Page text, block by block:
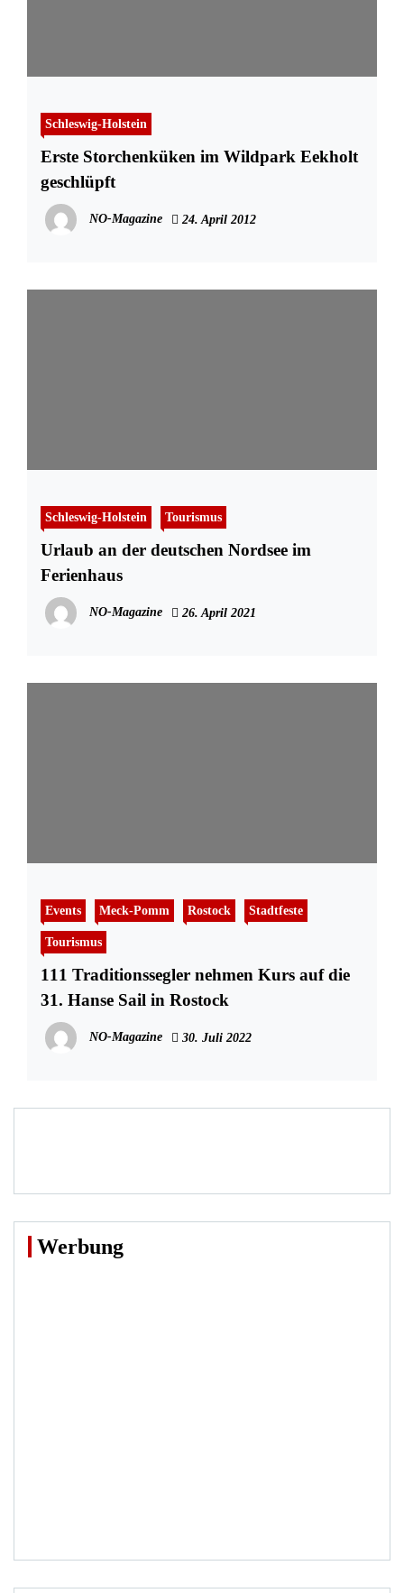
Schleswig-Holstein
Erste Storchenküken im Wildpark Eekholt
geschlüpft
NO-Magazine 24. April 2012
Schleswig-Holstein Tourismus
Urlaub an der deutschen Nordsee im
Ferienhaus
NO-Magazine 26. April 2021
Events Meck-Pomm Rostock Stadtfeste
Tourismus
111 Traditionssegler nehmen Kurs auf die
31. Hanse Sail in Rostock
NO-Magazine 30. Juli 2022
Werbung